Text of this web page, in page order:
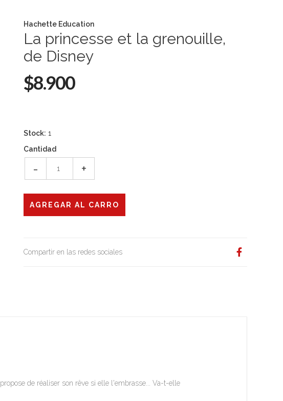
Hachette Education
La princesse et la grenouille,
de Disney
$8.900
Stock: 1
Cantidad
- +
Compartir en las redes sociales
de réaliser son rêve si elle l'embrasse... Va-t-elle